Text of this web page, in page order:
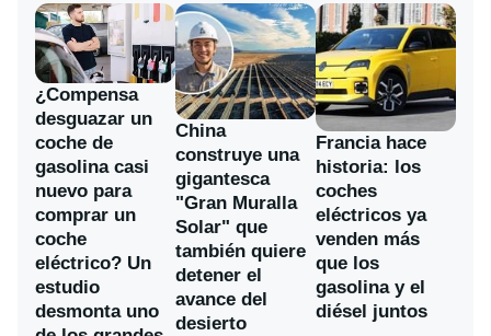
¿Compensa
desguazar un
coche de
gasolina casi
nuevo para
comprar un
coche
eléctrico? Un
estudio
desmonta uno
China
construye una
gigantesca
"Gran Muralla
Solar" que
también quiere
detener el
avance del
desierto
Francia hace
historia: los
coches
eléctricos ya
venden más
que los
gasolina y el
diésel juntos